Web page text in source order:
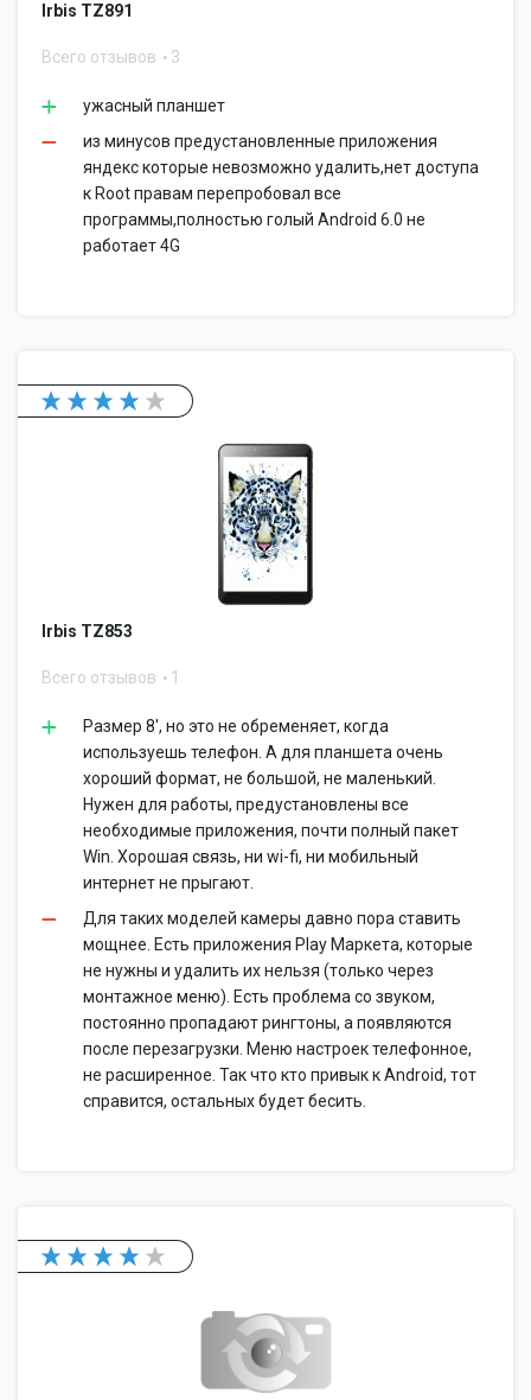
Irbis TZ891
Всего отзывов 3
ужасный планшет
из минусов предустановленные приложения
яндекс которые невозможно удалить,нет доступа
к Root правам перепробовал все
программы,полностью голый Android 6.0 не
работает 4G
Irbis TZ853
Всего отзывов 1
Размер 8', но это не обременяет, когда
используешь телефон. А для планшета очень
хороший формат, не большой, не маленький.
Нужен для работы, предустановлены все
необходимые приложения, почти полный пакет
Win. Хорошая связь, ни wi-fi, ни мобильный
интернет не прыгают.
Для таких моделей камеры давно пора ставить
мощнее. Есть приложения Play Маркета, которые
не нужны и удалить их нельзя (только через
монтажное меню). Есть проблема со звуком,
постоянно пропадают рингтоны, а появляются
после перезагрузки. Меню настроек телефонное,
не расширенное. Так что кто привык к Android, тот
справится, остальных будет бесить.